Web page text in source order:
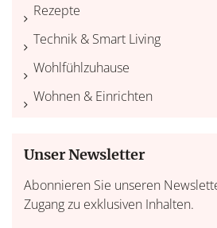
Rezepte
Technik & Smart Living
Wohlfühlzuhause
Wohnen & Einrichten
Unser Newsletter
Abonnieren Sie unseren
Zugang zu exklusiven Inhalten.